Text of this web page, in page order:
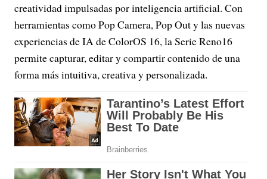
creatividad impulsadas por inteligencia artificial. Con
herramientas como Pop Camera, Pop Out y las nuevas
experiencias de IA de ColorOS 16, la Serie Reno16
permite capturar, editar y compartir contenido de una
forma más intuitiva, creativa y personalizada.